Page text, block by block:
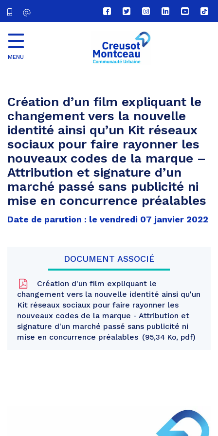
Lien
vers
compte
Facebook
Lien
vers
compte
Twitter
Lien
vers
le
compte
Lien
vers
Lien
vers
Lien
vers
MENU
Création d’un film expliquant le
changement vers la nouvelle
identité ainsi qu’un Kit réseaux
sociaux pour faire rayonner les
nouveaux codes de la marque –
Attribution et signature d’un
marché passé sans publicité ni
mise en concurrence préalables
Date de parution : le vendredi 07 janvier 2022
DOCUMENT ASSOCIÉ
Création d'un film expliquant le
changement vers la nouvelle identité ainsi qu'un
Kit réseaux sociaux pour faire rayonner les
nouveaux codes de la marque - Attribution et
signature d'un marché passé sans publicité ni
mise en concurrence préalables
95,34 Ko, pdf